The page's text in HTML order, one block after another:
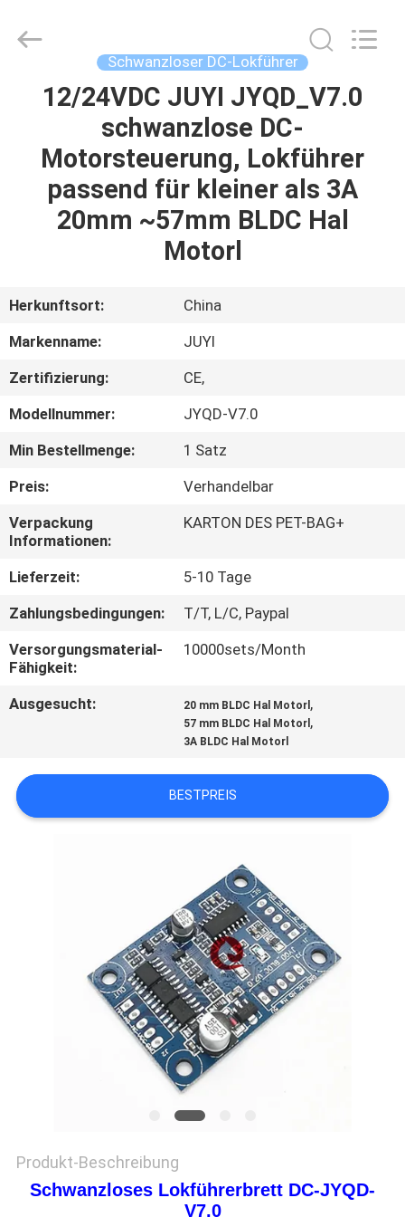
PRODUKTE
WERKSBESICHTIGUNG
QUALITÄTSKONTROLLE
KONTAKT
MIT
UNS
NEUIGKEITEN
BITTE UM
EIN
ANGEBOT
DATENSCHUTZRICHTLINIE
Trade
Co.,Ltd.
Schwanzloser DC-Lokführer
12/24VDC JUYI JYQD_V7.0
schwanzlose DC-
Motorsteuerung, Lokführer
passend für kleiner als 3A
20mm ~57mm BLDC Hal
Motorl
Herkunftsort:
China
Markenname:
JUYI
Zertifizierung:
CE,
Modellnummer:
JYQD-V7.0
Min Bestellmenge:
1 Satz
Preis:
Verhandelbar
Verpackung
Informationen:
KARTON DES PET-BAG+
Lieferzeit:
5-10 Tage
Zahlungsbedingungen:
T/T, L/C, Paypal
Versorgungsmaterial-
Fähigkeit:
10000sets/Month
Ausgesucht: 20 mm BLDC Hal Motorl ,
57 mm BLDC Hal Motorl ,
3A BLDC Hal Motorl
BESTPREIS
Produkt-Beschreibung
Schwanzloses Lokführerbrett DC-JYQD-
V7.0